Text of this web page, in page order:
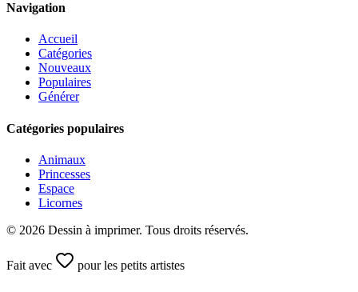
Navigation
Accueil
Catégories
Nouveaux
Populaires
Générer
Catégories populaires
Animaux
Princesses
Espace
Licornes
© 2026 Dessin à imprimer. Tous droits réservés.
Fait avec pour les petits artistes